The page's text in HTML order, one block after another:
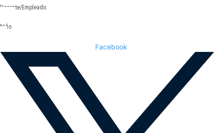
Docente/Empleado
Niño
Facebook